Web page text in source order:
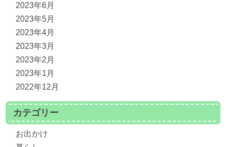
2023年6月
2023年5月
2023年4月
2023年3月
2023年2月
2023年1月
2022年12月
カテゴリー
お出かけ